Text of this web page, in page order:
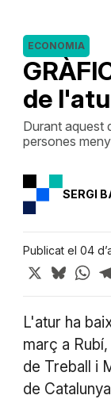
de
ECONOMIA
Durant aquest
persones
SERGI
Publicat el 04
X
L'atur ha
març a
de Treball i
de